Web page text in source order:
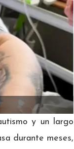
y un largo
durante meses,